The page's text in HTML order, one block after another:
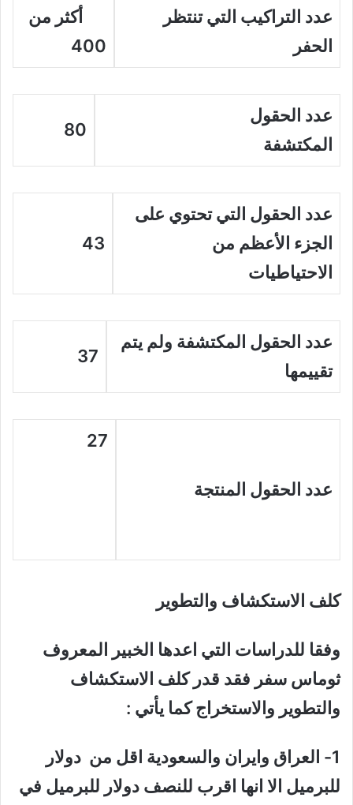
عدد التراكيب التي تنتظر
الحفر
أكثر من
400
عدد الحقول
المكتشفة
80
عدد الحقول التي تحتوي على
الجزء الأعظم من
الاحتياطيات
43
عدد الحقول المكتشفة ولم يتم
تقييمها
37
عدد الحقول المنتجة
27
كلف الاستكشاف والتطوير
وفقا للدراسات التي اعدها الخبير المعروف
ثوماس سفر فقد قدر كلف الاستكشاف
والتطوير والاستخراج كما يأتي :
1- العراق وايران والسعودية اقل من دولار
للبرميل الا انها اقرب للنصف دولار للبرميل في